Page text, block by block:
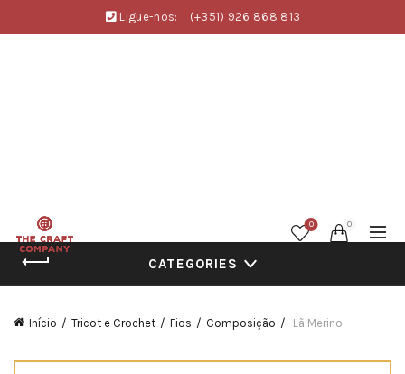
Ligue-nos: (+351) 926 868 813
0 0
CATEGORIES
Início Tricot e Crochet Fios Composição Lã Merino